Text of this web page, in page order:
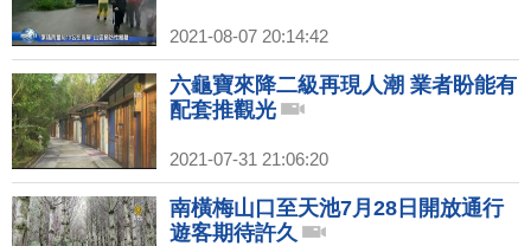
2021-08-07 20:14:42
六龜寶來降二級再現人潮 業者盼能有
配套推觀光
2021-07-31 21:06:20
南橫梅山口至天池7月28日開放通行
遊客期待許久